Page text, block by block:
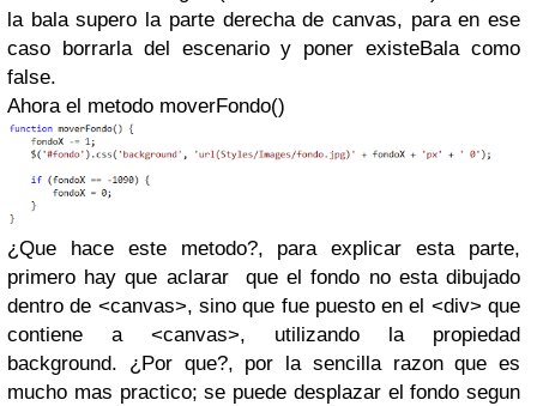
la bala supero la parte derecha de canvas, para en ese
caso borrarla del escenario y poner existeBala como
false.
Ahora el metodo moverFondo()
¿Que hace este metodo?, para explicar esta parte,
primero hay que aclarar que el fondo no esta dibujado
dentro de <canvas>, sino que fue puesto en el <div> que
contiene a <canvas>, utilizando la propiedad
background. ¿Por que?, por la sencilla razon que es
mucho mas practico; se puede desplazar el fondo segun